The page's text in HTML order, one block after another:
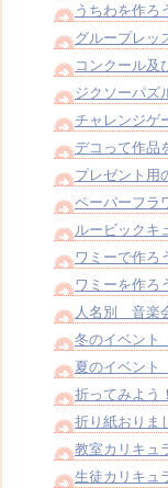
うちわを作ろ
グループレッ
コンクール及
ジクソーパズ
チャレンジゲ
デコって作品
プレゼント用
ペーパーフラ
ルービックキ
ワミーで作ろ
ワミーを作ろ
人名別 音楽
冬のイベン
夏のイベン
折ってみよう！
折り紙おりま
教室カリキュ
生徒カリキュ